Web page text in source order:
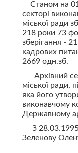
Станом на
секторі
міської ради
218 роки 73
зберігання -
кадрових
2669 одн.зб.
Архівний
міської ради,
яка його
виконавчому
Державному
З 28.03.1995
Зеленову